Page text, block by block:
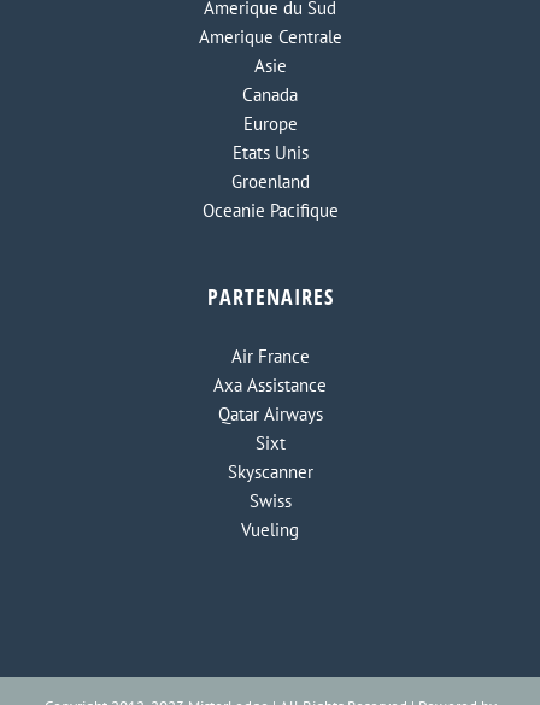
Amerique du Sud
Amerique Centrale
Asie
Canada
Europe
Etats Unis
Groenland
Oceanie Pacifique
PARTENAIRES
Air France
Axa Assistance
Qatar Airways
Sixt
Skyscanner
Swiss
Vueling